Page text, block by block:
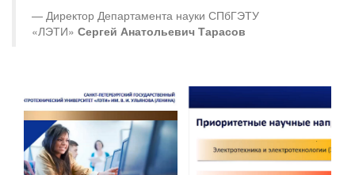
Директор Департамента науки СПбГЭТУ
«ЛЭТИ» Сергей Анатольевич Тарасов